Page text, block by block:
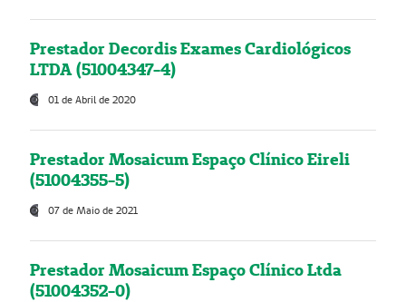
Prestador Decordis Exames Cardiológicos
LTDA (51004347-4)
01 de Abril de 2020
Prestador Mosaicum Espaço Clínico Eireli
(51004355-5)
07 de Maio de 2021
Prestador Mosaicum Espaço Clínico Ltda
(51004352-0)